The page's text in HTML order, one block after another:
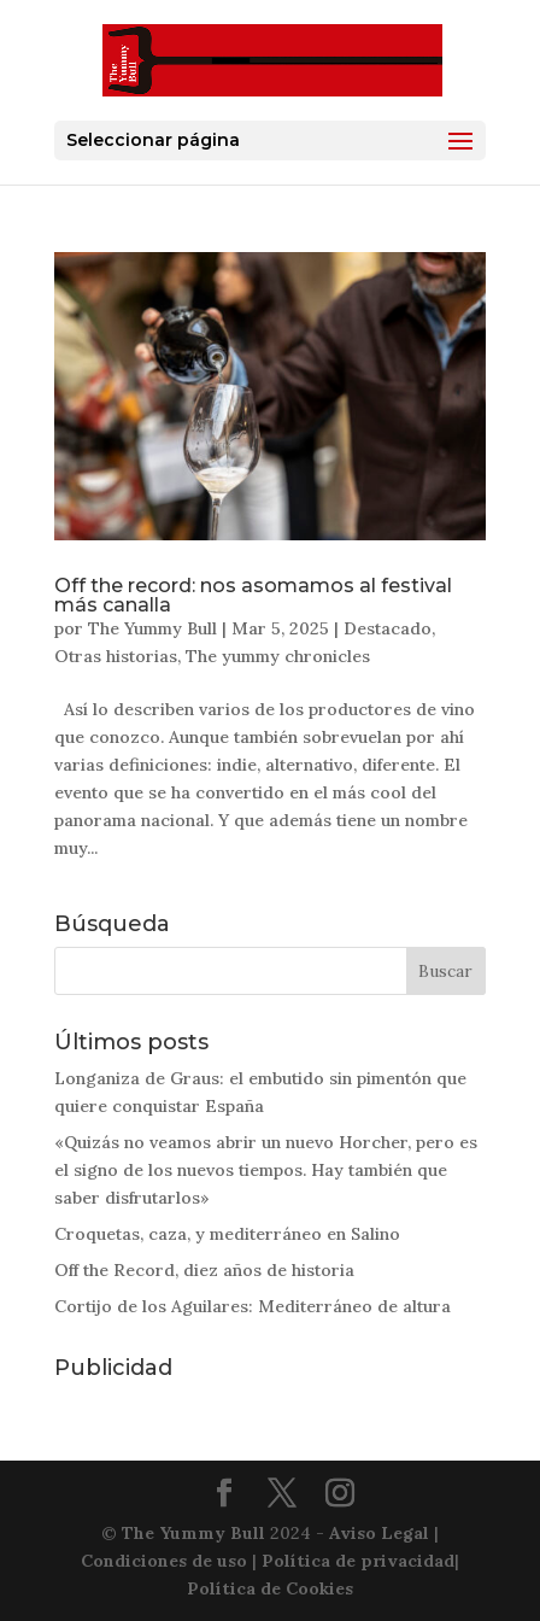
Seleccionar página
Off the record: nos asomamos al festival
más canalla
por The Yummy Bull| Mar 5, 2025 | Destacado,
Otras historias, The yummy chronicles
Así lo describen varios de los productores de vino
que conozco. Aunque también sobrevuelan por ahí
varias definiciones: indie, alternativo, diferente. El
evento que se ha convertido en el más cool del
panorama nacional. Y que además tiene un nombre
muy...
Búsqueda
Últimos posts
Longaniza de Graus: el embutido sin pimentón que
quiere conquistar España
«Quizás no veamos abrir un nuevo Horcher, pero es
el signo de los nuevos tiempos. Hay también que
saber disfrutarlos»
Croquetas, caza, y mediterráneo en Salino
Off the Record, diez años de historia
Cortijo de los Aguilares: Mediterráneo de altura
Publicidad
© The Yummy Bull 2024 - Aviso Legal |
Condiciones de uso | Política de privacidad|
Política de Cookies